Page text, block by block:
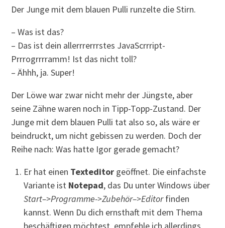
Der Junge mit dem blauen Pulli runzelte die Stirn.
– Was ist das?
– Das ist dein allerrrerrrstes JavaScrrript-
Prrrogrrrramm! Ist das nicht toll?
– Ähhh, ja. Super!
Der Löwe war zwar nicht mehr der Jüngste, aber
seine Zähne waren noch in Tipp-Topp-Zustand. Der
Junge mit dem blauen Pulli tat also so, als wäre er
beindruckt, um nicht gebissen zu werden. Doch der
Reihe nach: Was hatte Igor gerade gemacht?
Er hat einen Texteditor geöffnet. Die einfachste
Variante ist Notepad, das Du unter Windows über
Start–>Programme->Zubehör–>Editorfinden
kannst. Wenn Du dich ernsthaft mit dem Thema